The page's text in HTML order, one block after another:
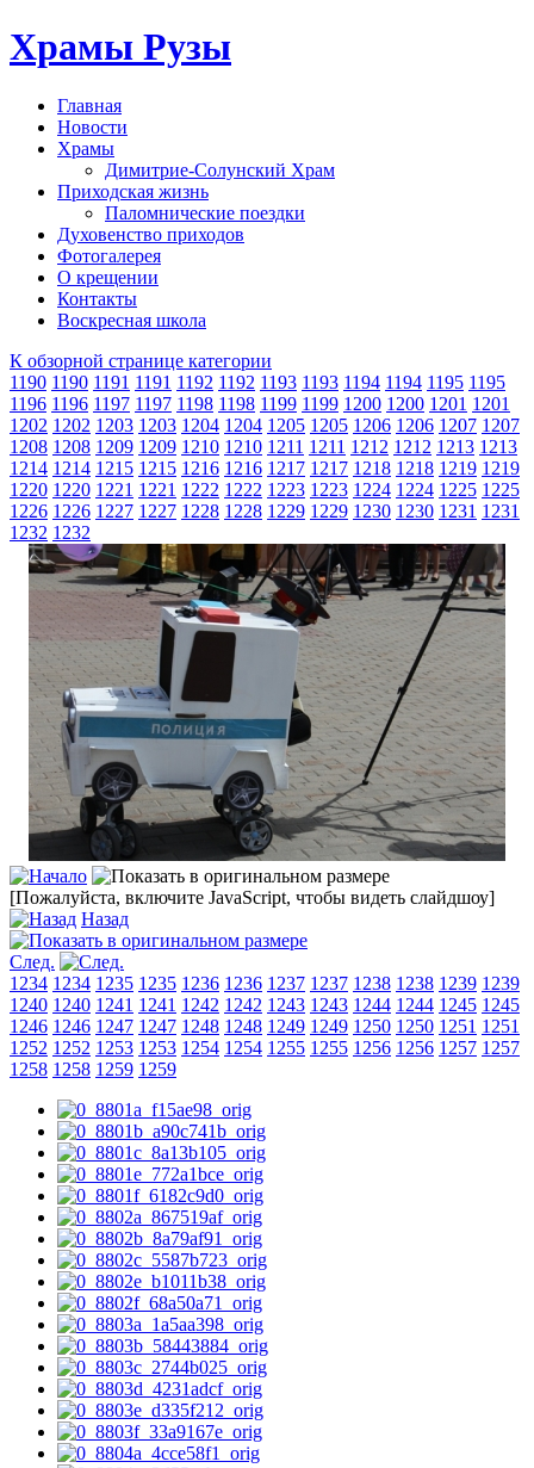
Храмы Рузы
Главная
Новости
Храмы
Димитрие-Солунский Храм
Приходская жизнь
Паломнические поездки
Духовенство приходов
Фотогалерея
О крещении
Контакты
Воскресная школа
К обзорной странице категории
1190 1190 1191 1191 1192 1192 1193 1193 1194 1194 1195 1195
1196 1196 1197 1197 1198 1198 1199 1199 1200 1200 1201 1201
1202 1202 1203 1203 1204 1204 1205 1205 1206 1206 1207 1207
1208 1208 1209 1209 1210 1210 1211 1211 1212 1212 1213 1213
1214 1214 1215 1215 1216 1216 1217 1217 1218 1218 1219 1219
1220 1220 1221 1221 1222 1222 1223 1223 1224 1224 1225 1225
1226 1226 1227 1227 1228 1228 1229 1229 1230 1230 1231 1231
1232 1232
[Пожалуйста, включите JavaScript, чтобы видеть слайдшоу]
Назад
След.
1234 1234 1235 1235 1236 1236 1237 1237 1238 1238 1239 1239
1240 1240 1241 1241 1242 1242 1243 1243 1244 1244 1245 1245
1246 1246 1247 1247 1248 1248 1249 1249 1250 1250 1251 1251
1252 1252 1253 1253 1254 1254 1255 1255 1256 1256 1257 1257
1258 1258 1259 1259